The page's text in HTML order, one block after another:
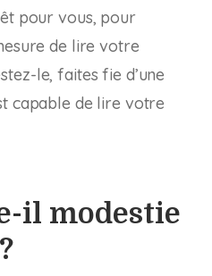
pour vous, pour
de lire votre
le, faites fie d’une
capable de lire votre
il modestie